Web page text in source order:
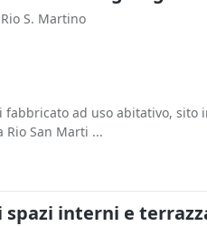
S. Martino
ad uso abitativo, sito
Rio San Marti ...
spazi interni e